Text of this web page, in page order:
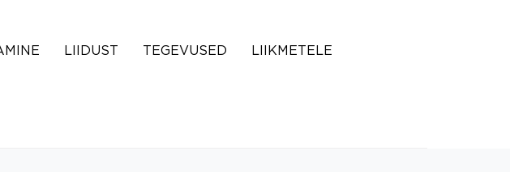
LIIDUST TEGEVUSED LIIKMETELE